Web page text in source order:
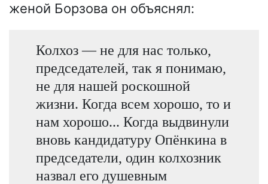
женой Борзова он объяснял:
Колхоз — не для нас только,
председателей, так я понимаю,
не для нашей роскошной
жизни. Когда всем хорошо, то и
нам хорошо... Когда выдвинули
вновь кандидатуру Опёнкина в
председатели, один колхозник
назвал его душевным